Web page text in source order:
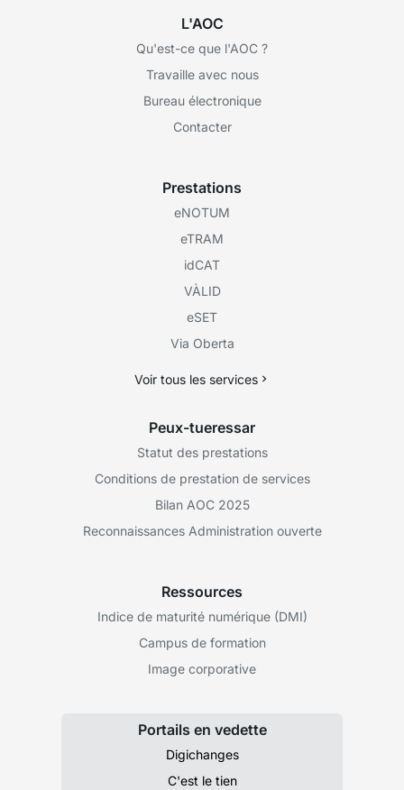
L'AOC
Qu'est-ce que l'AOC ?
Travaille avec nous
Bureau électronique
Contacter
Prestations
eNOTUM
eTRAM
idCAT
VÀLID
eSET
Via Oberta
Voir tous les services
Peux-tueressar
Statut des prestations
Conditions de prestation de services
Bilan AOC 2025
Reconnaissances Administration ouverte
Ressources
Indice de maturité numérique (DMI)
Campus de formation
Image corporative
Portails en vedette
Digichanges
C'est le tien